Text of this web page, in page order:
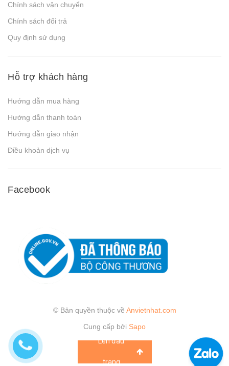
Chính sách vận chuyển
Chính sách đổi trả
Quy định sử dụng
Hỗ trợ khách hàng
Hướng dẫn mua hàng
Hướng dẫn thanh toán
Hướng dẫn giao nhận
Điều khoản dịch vụ
Facebook
© Bản quyền thuộc về Anvietnhat.com
Cung cấp bởi Sapo
Lên đầu
trang